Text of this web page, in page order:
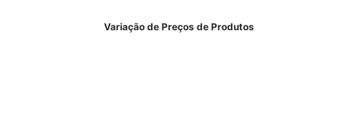
Variação de Preços de Produtos